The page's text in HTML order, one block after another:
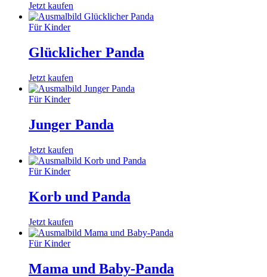
Jetzt kaufen
Für Kinder
Glücklicher Panda
Jetzt kaufen
Für Kinder
Junger Panda
Jetzt kaufen
Für Kinder
Korb und Panda
Jetzt kaufen
Für Kinder
Mama und Baby-Panda